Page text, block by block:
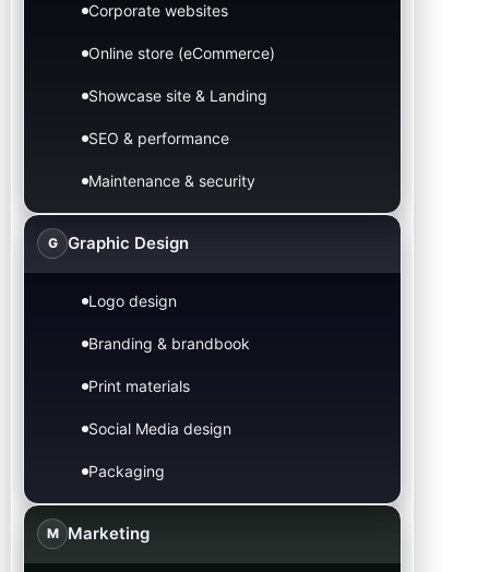
Corporate websites
Online store (eCommerce)
Showcase site & Landing
SEO & performance
Maintenance & security
G Graphic Design
Logo design
Branding & brandbook
Print materials
Social Media design
Packaging
M Marketing